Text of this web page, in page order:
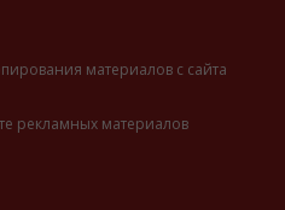
материалов с сайта
рекламных материалов